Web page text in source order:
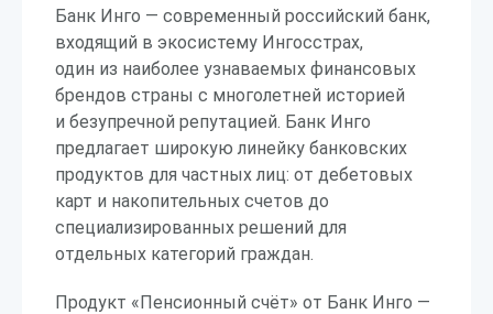
Банк Инго — современный российский банк,
входящий в экосистему Ингосстрах,
один из наиболее узнаваемых финансовых
брендов страны с многолетней историей
и безупречной репутацией. Банк Инго
предлагает широкую линейку банковских
продуктов для частных лиц: от дебетовых
карт и накопительных счетов до
специализированных решений для
отдельных категорий граждан.
Продукт «Пенсионный счёт» от Банк Инго —